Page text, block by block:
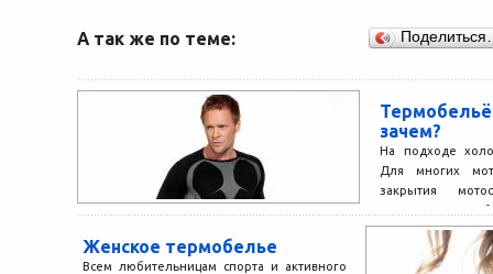
А так же по теме:
зачем?
На подходе
Для многих
закрытия
количество
продлить
Женское термобелье
Всем любительницам спорта и активного